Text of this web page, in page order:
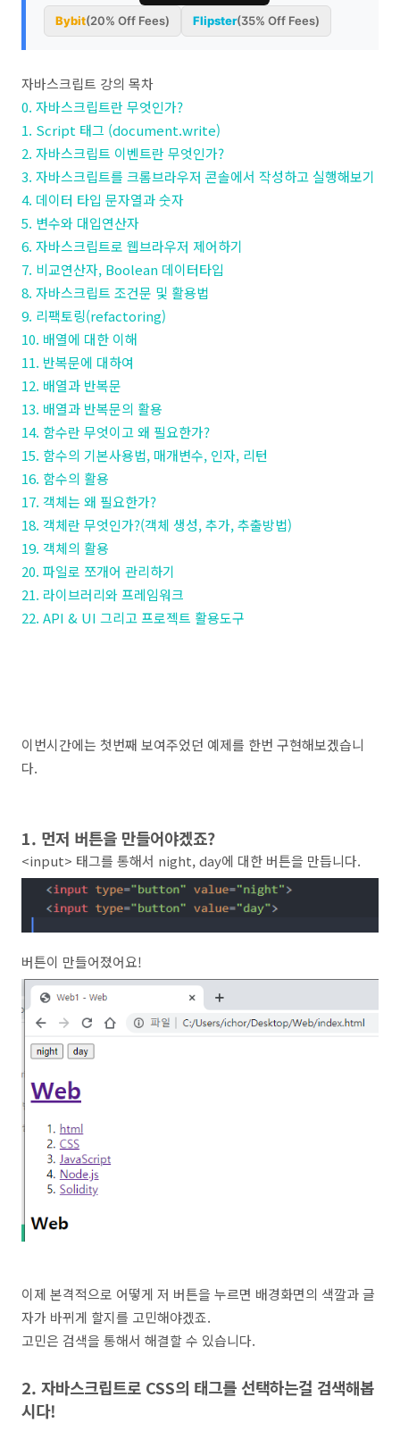
Bybit(20% Off Fees) Flipster(35% Off Fees)
자바스크립트 강의 목차
0. 자바스크립트란 무엇인가?
1. Script 태그 (document.write)
2. 자바스크립트 이벤트란 무엇인가?
3. 자바스크립트를 크롬브라우저 콘솔에서 작성하고 실행해보기
4. 데이터 타입 문자열과 숫자
5. 변수와 대입연산자
6. 자바스크립트로 웹브라우저 제어하기
7. 비교연산자, Boolean 데이터타입
8. 자바스크립트 조건문 및 활용법
9. 리팩토링(refactoring)
10. 배열에 대한 이해
11. 반복문에 대하여
12. 배열과 반복문
13. 배열과 반복문의 활용
14. 함수란 무엇이고 왜 필요한가?
15. 함수의 기본사용법, 매개변수, 인자, 리턴
16. 함수의 활용
17. 객체는 왜 필요한가?
18. 객체란 무엇인가?(객체 생성, 추가, 추출방법)
19. 객체의 활용
20. 파일로 쪼개어 관리하기
21. 라이브러리와 프레임워크
22. API & UI 그리고 프로젝트 활용도구
이번시간에는 첫번째 보여주었던 예제를 한번 구현해보겠습니
다.
1. 먼저 버튼을 만들어야겠죠?
<input> 태그를 통해서 night, day에 대한 버튼을 만듭니다.
버튼이 만들어졌어요!
이제 본격적으로 어떻게 저 버튼을 누르면 배경화면의 색깔과 글
자가 바뀌게 할지를 고민해야겠죠.
고민은 검색을 통해서 해결할 수 있습니다.
2. 자바스크립트로 CSS의 태그를 선택하는걸 검색해봅
시다!